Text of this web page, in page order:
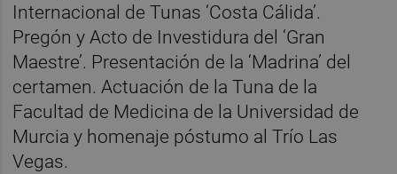
Internacional de Tunas ‘Costa Cálida’.
Pregón y Acto de Investidura del ‘Gran
Maestre’. Presentación de la ‘Madrina’ del
certamen. Actuación de la Tuna de la
Facultad de Medicina de la Universidad de
Murcia y homenaje póstumo al Trío Las
Vegas.